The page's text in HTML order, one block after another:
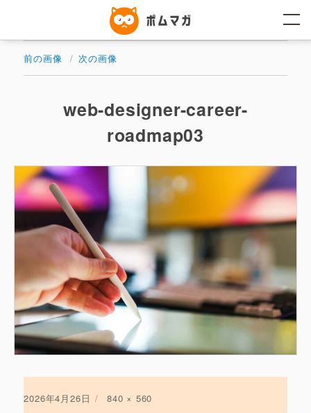
ン
前の画像 次の画像
web-designer-career-
roadmap03
投
2026年4月26日
フ
840 × 560